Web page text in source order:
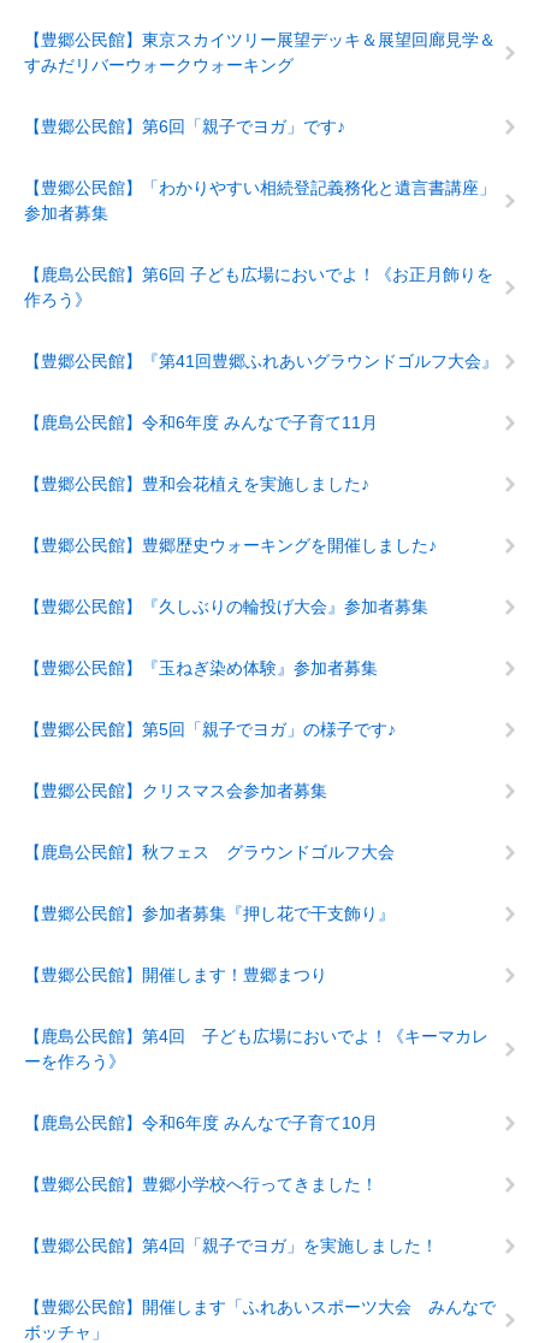
【豊郷公民館】東京スカイツリー展望デッキ＆展望回廊見学＆
すみだリバーウォークウォーキング
【豊郷公民館】第6回「親子でヨガ」です♪
【豊郷公民館】「わかりやすい相続登記義務化と遺言書講座」
参加者募集
【鹿島公民館】第6回 子ども広場においでよ！《お正月飾りを
作ろう》
【豊郷公民館】『第41回豊郷ふれあいグラウンドゴルフ大会』
【鹿島公民館】令和6年度 みんなで子育て11月
【豊郷公民館】豊和会花植えを実施しました♪
【豊郷公民館】豊郷歴史ウォーキングを開催しました♪
【豊郷公民館】『久しぶりの輪投げ大会』参加者募集
【豊郷公民館】『玉ねぎ染め体験』参加者募集
【豊郷公民館】第5回「親子でヨガ」の様子です♪
【豊郷公民館】クリスマス会参加者募集
【鹿島公民館】秋フェス グラウンドゴルフ大会
【豊郷公民館】参加者募集『押し花で干支飾り』
【豊郷公民館】開催します！豊郷まつり
【鹿島公民館】第4回 子ども広場においでよ！《キーマカレ
ーを作ろう》
【鹿島公民館】令和6年度 みんなで子育て10月
【豊郷公民館】豊郷小学校へ行ってきました！
【豊郷公民館】第4回「親子でヨガ」を実施しました！
【豊郷公民館】開催します「ふれあいスポーツ大会 みんなで
ボッチャ」